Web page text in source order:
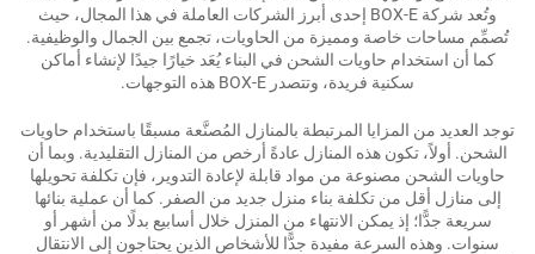
وتُعد شركة BOX-E إحدى أبرز الشركات العاملة في هذا المجال، حيث
تُصمِّم مساحات خاصة ومميزة من الحاويات، تجمع بين الجمال والوظيفية.
كما أن استخدام حاويات الشحن في البناء يُعَد خيارًا جيدًا لإنشاء أماكن
سكنية فريدة، وتتصدر BOX-E هذه التوجهات.
توجد العديد من المزايا المرتبطة بالمنازل المُصنَّعة مسبقًا باستخدام حاويات
الشحن. أولاً، تكون هذه المنازل عادةً أرخص من المنازل التقليدية. وبما أن
حاويات الشحن مصنوعة من مواد قابلة لإعادة التدوير، فإن تكلفة تحويلها
إلى منازل أقل من تكلفة بناء منزل جديد من الصفر. كما أن عملية بنائها
سريعة جدًّا؛ إذ يمكن الانتهاء من المنزل خلال أسابيع بدلًا من أشهر أو
سنوات. وهذه السرعة مفيدة جدًّا للأشخاص الذين يحتاجون إلى الانتقال